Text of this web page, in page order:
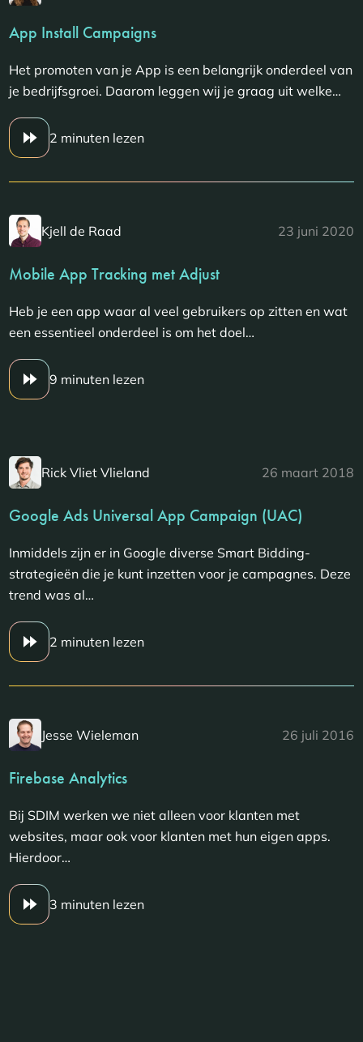
App Install Campaigns
Het promoten van je App is een belangrijk onderdeel van
je bedrijfsgroei. Daarom leggen wij je graag uit welke…
2 minuten lezen
Kjell de Raad 23 juni 2020
Mobile App Tracking met Adjust
Heb je een app waar al veel gebruikers op zitten en wat
een essentieel onderdeel is om het doel…
9 minuten lezen
Rick Vliet Vlieland 26 maart 2018
Google Ads Universal App Campaign (UAC)
Inmiddels zijn er in Google diverse Smart Bidding-
strategieën die je kunt inzetten voor je campagnes. Deze
trend was al…
2 minuten lezen
Jesse Wieleman 26 juli 2016
Firebase Analytics
Bij SDIM werken we niet alleen voor klanten met
websites, maar ook voor klanten met hun eigen apps.
Hierdoor…
3 minuten lezen